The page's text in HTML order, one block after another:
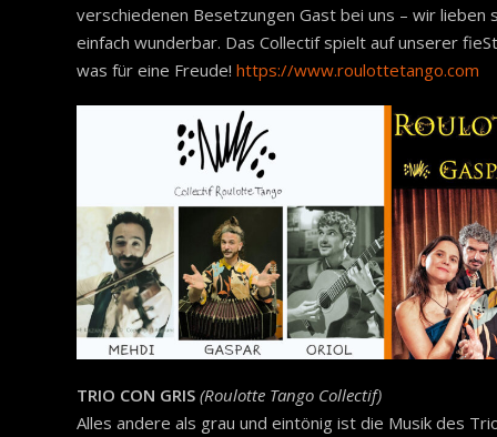
verschiedenen Besetzungen Gast bei uns – wir
einfach wunderbar. Das Collectif spielt auf unserer
was für eine Freude! https://www.roulottetango.com
TRIO CON GRIS (Roulotte Tango Collectif)
Alles andere als grau und eintönig ist die Musik des